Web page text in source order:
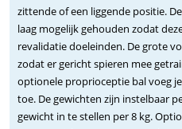
zittende of een liggende positie.
laag mogelijk gehouden zodat
revalidatie doeleinden. De grote
zodat er gericht spieren mee
optionele proprioceptie bal voeg
toe. De gewichten zijn instelbaar
gewicht in te stellen per 8 kg.